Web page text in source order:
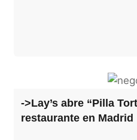
->Lay’s abre “Pilla
restaurante en Madrid